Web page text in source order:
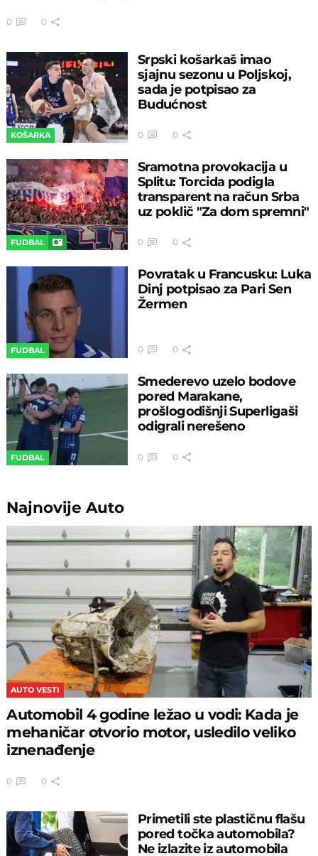
0 0
KOŠARKA
Srpski košarkaš imao
sjajnu sezonu u Poljskoj,
sada je potpisao za
Budućnost
0 0
FUDBAL
Sramotna provokacija u
Splitu: Torcida podigla
transparent na račun Srba
uz poklič "Za dom spremni"
0 0
FUDBAL
Povratak u Francusku: Luka
Dinj potpisao za Pari Sen
Žermen
0 0
FUDBAL
Smederevo uzelo bodove
pored Marakane,
prošlogodišnji Superligaši
odigrali nerešeno
0 0
NajnovijeAuto
AUTO VESTI
Automobil 4 godine ležao u vodi: Kada je
mehaničar otvorio motor, usledilo veliko
iznenađenje
0 0
Primetili ste plastičnu flašu
pored točka automobila?
Ne izlazite iz automobila